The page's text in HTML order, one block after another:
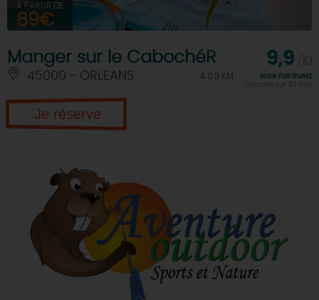
À PARTIR DE
89€
Manger sur le CabochéR
45000 - ORLEANS À 0.5 KM
9,9
Note FairGuest
Je réserve